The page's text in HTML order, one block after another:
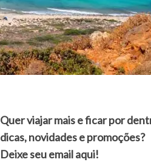
Quer viajar mais e ficar por
dicas, novidades e promoções?
Deixe seu email aqui!